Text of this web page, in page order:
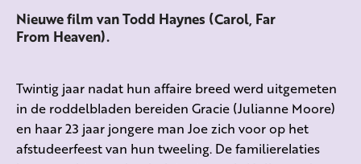
Nieuwe film van Todd Haynes (Carol, Far
From Heaven).
Twintig jaar nadat hun affaire breed werd uitgemeten
in de roddelbladen bereiden Gracie (Julianne Moore)
en haar 23 jaar jongere man Joe zich voor op het
afstudeerfeest van hun tweeling. De familierelaties